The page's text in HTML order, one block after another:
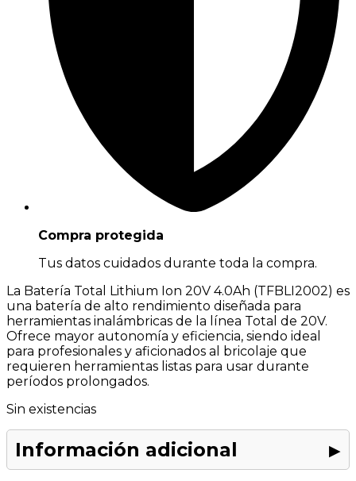
Compra protegida
Tus datos cuidados durante toda la compra.
La Batería Total Lithium Ion 20V 4.0Ah (TFBLI2002) es
una batería de alto rendimiento diseñada para
herramientas inalámbricas de la línea Total de 20V.
Ofrece mayor autonomía y eficiencia, siendo ideal
para profesionales y aficionados al bricolaje que
requieren herramientas listas para usar durante
períodos prolongados.
Sin existencias
Información adicional
Peso
1,00 kg